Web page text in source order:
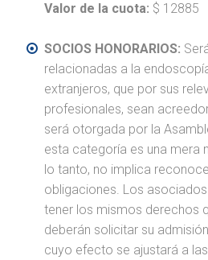
Valor de la cuota: $ 12885
SOCIOS HONORARIOS:
relacionadas a la
extranjeros, que por sus
profesionales, sean
será otorgada por la
esta categoría es una mera
lo tanto, no implica
obligaciones. Los
tener los mismos derechos
deberán solicitar su
cuyo efecto se ajustará a